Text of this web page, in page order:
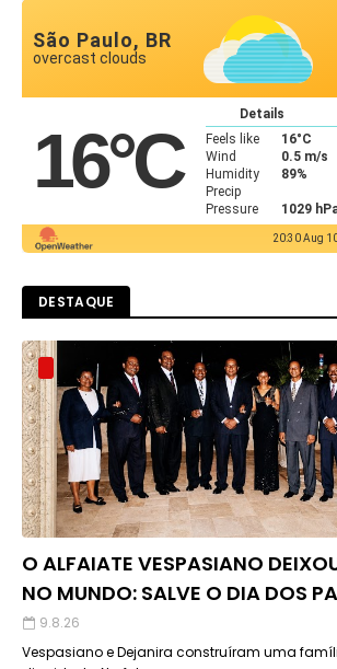
São Paulo, BR
overcast clouds
16°C
Details
Feels like
16°C
Wind
0.5 m/s
Humidity
89%
Precip
Pressure
1029
20:30 Aug
DESTAQUE
O ALFAIATE VESPASIANO
NO MUNDO: SALVE O DIA DOS
9.8.26
Vespasiano e Dejanira construíram uma